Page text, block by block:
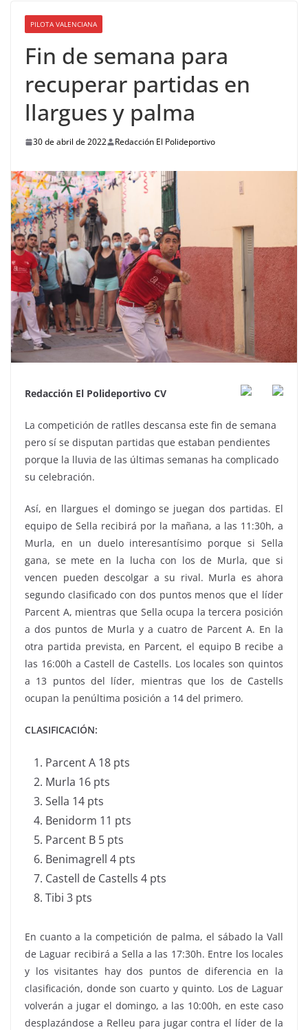
PILOTA VALENCIANA
Fin de semana para
recuperar partidas en
llargues y palma
30 de abril de 2022 Redacción El Polideportivo
Redacción El Polideportivo CV
La competición de ratlles descansa este fin de semana
pero sí se disputan partidas que estaban pendientes
porque la lluvia de las últimas semanas ha complicado
su celebración.
Así, en llargues el domingo se juegan dos partidas. El
equipo de Sella recibirá por la mañana, a las 11:30h, a
Murla, en un duelo interesantísimo porque si Sella
gana, se mete en la lucha con los de Murla, que si
vencen pueden descolgar a su rival. Murla es ahora
segundo clasificado con dos puntos menos que el líder
Parcent A, mientras que Sella ocupa la tercera posición
a dos puntos de Murla y a cuatro de Parcent A. En la
otra partida prevista, en Parcent, el equipo B recibe a
las 16:00h a Castell de Castells. Los locales son quintos
a 13 puntos del líder, mientras que los de Castells
ocupan la penúltima posición a 14 del primero.
CLASIFICACIÓN:
Parcent A 18 pts
Murla 16 pts
Sella 14 pts
Benidorm 11 pts
Parcent B 5 pts
Benimagrell 4 pts
Castell de Castells 4 pts
Tibi 3 pts
En cuanto a la competición de palma, el sábado la Vall
de Laguar recibirá a Sella a las 17:30h. Entre los locales
y los visitantes hay dos puntos de diferencia en la
clasificación, donde son cuarto y quinto. Los de Laguar
volverán a jugar el domingo, a las 10:00h, en este caso
desplazándose a Relleu para jugar contra el líder de la